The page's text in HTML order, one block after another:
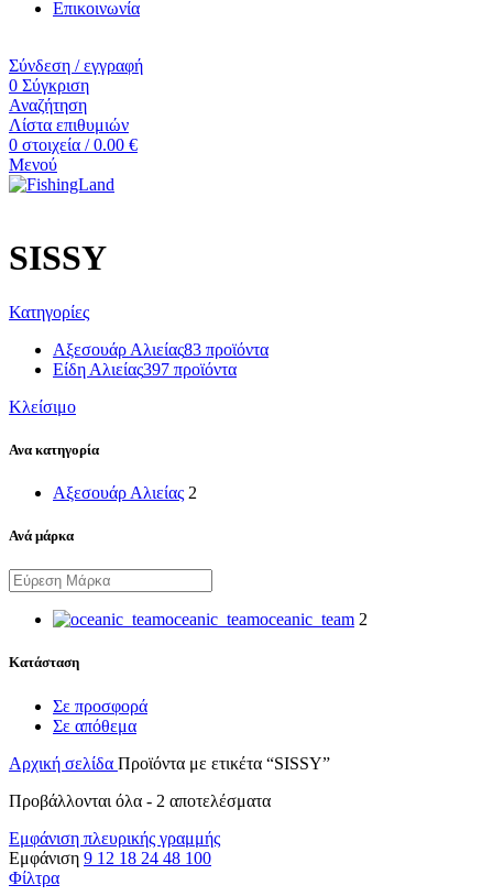
Επικοινωνία
Σύνδεση / εγγραφή
0 Σύγκριση
Αναζήτηση
Λίστα επιθυμιών
0 στοιχεία / 0.00 €
Μενού
SISSY
Κατηγορίες
Αξεσουάρ Αλιείας83 προϊόντα
Είδη Αλιείας397 προϊόντα
Κλείσιμο
Ανα κατηγορία
Αξεσουάρ Αλιείας 2
Ανά μάρκα
oceanic_teamoceanic_team 2
Κατάσταση
Σε προσφορά
Σε απόθεμα
Αρχική σελίδα Προϊόντα με ετικέτα “SISSY”
Προβάλλονται όλα - 2 αποτελέσματα
Εμφάνιση πλευρικής γραμμής
Εμφάνιση 9 12 18 24 48 100
Φίλτρα